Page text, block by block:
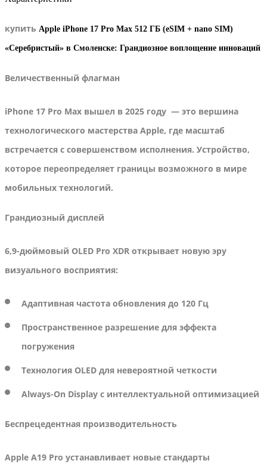
купить Apple iPhone 17 Pro Max 512 ГБ (eSIM + nano SIM)
«Серебристый» в Смоленске: Грандиозное воплощение инноваций
Величественный флагман
iPhone 17 Pro Max вышел в 2025 году — это вершина
технологического мастерства Apple, где масштаб
встречается с совершенством исполнения. Устройство,
которое переопределяет границы возможного в мире
мобильных технологий.
Грандиозный дисплей
6,9-дюймовый OLED Pro XDR открывает новую эру
визуального восприятия:
Адаптивная частота обновления до 120 Гц
Пространственное разрешение для эффекта
погружения
Технология OLED для невероятной четкости
Always-On Display с интеллектуальной оптимизацией
Беспрецедентная производительность
Apple A19 Pro устанавливает новые стандарты